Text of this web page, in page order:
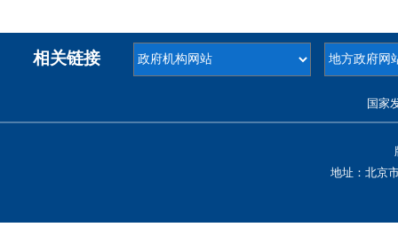
相关链接
国家
地址：北京